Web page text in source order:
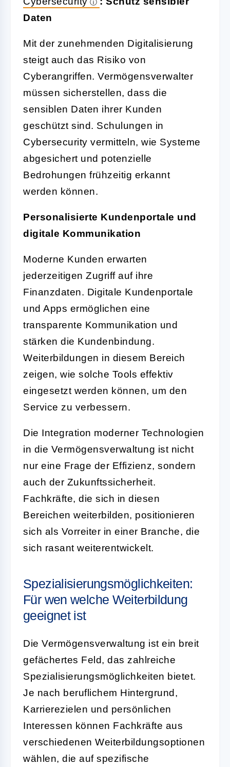
Daten
Mit der zunehmenden Digitalisierung
steigt auch das Risiko von
Cyberangriffen. Vermögensverwalter
müssen sicherstellen, dass die
sensiblen Daten ihrer Kunden
geschützt sind. Schulungen in
Cybersecurity vermitteln, wie Systeme
abgesichert und potenzielle
Bedrohungen frühzeitig erkannt
werden können.
Personalisierte Kundenportale und
digitale Kommunikation
Moderne Kunden erwarten
jederzeitigen Zugriff auf ihre
Finanzdaten. Digitale Kundenportale
und Apps ermöglichen eine
transparente Kommunikation und
stärken die Kundenbindung.
Weiterbildungen in diesem Bereich
zeigen, wie solche Tools effektiv
eingesetzt werden können, um den
Service zu verbessern.
Die Integration moderner Technologien
in die Vermögensverwaltung ist nicht
nur eine Frage der Effizienz, sondern
auch der Zukunftssicherheit.
Fachkräfte, die sich in diesen
Bereichen weiterbilden, positionieren
sich als Vorreiter in einer Branche, die
sich rasant weiterentwickelt.
Spezialisierungsmöglichkeiten:
Für wen welche Weiterbildung
geeignet ist
Die Vermögensverwaltung ist ein breit
gefächertes Feld, das zahlreiche
Spezialisierungsmöglichkeiten bietet.
Je nach beruflichem Hintergrund,
Karrierezielen und persönlichen
Interessen können Fachkräfte aus
verschiedenen Weiterbildungsoptionen
wählen, die auf spezifische